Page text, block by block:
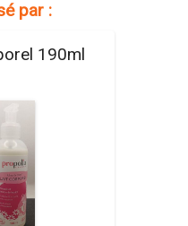
par :
190ml